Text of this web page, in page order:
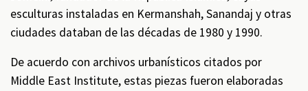
esculturas instaladas en Kermanshah, Sanandaj y otras
ciudades databan de las décadas de 1980 y 1990.
De acuerdo con archivos urbanísticos citados por
Middle East Institute, estas piezas fueron elaboradas